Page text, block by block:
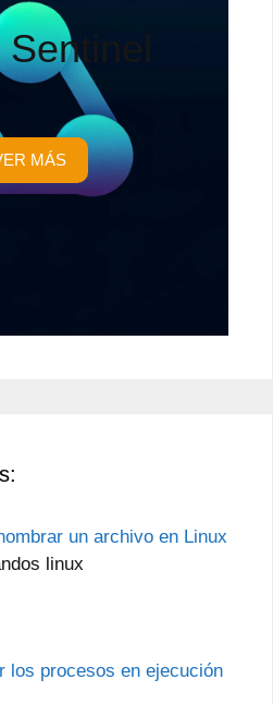
Sentinel
MÁS
un archivo en Linux
linux
los procesos en ejecución